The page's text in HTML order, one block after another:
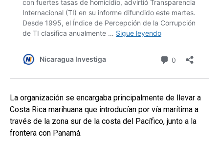
La organización se encargaba principalmente de llevar a
Costa Rica marihuana que introducían por vía marítima a
través de la zona sur de la costa del Pacífico, junto a la
frontera con Panamá.